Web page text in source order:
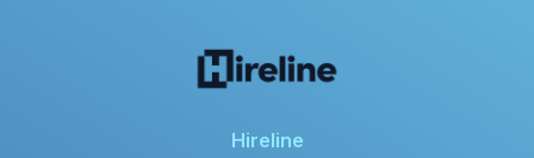
Hireline